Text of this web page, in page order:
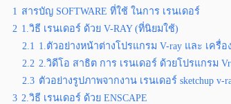
1 สารบัญ SOFTWARE ที่ใช้ ในการ เรนเดอร์
2 1.วิธี เรนเดอร์ ด้วย V-RAY (ที่นิยมใช้)
2.1 1.ตัวอย่างหน้าต่างโปรแกรม V-ray และ เครื่
2.2 2.วิดีโอ สาธิต การ เรนเดอร์ ด้วยโปรแกรม
2.3 ตัวอย่างรูปภาพจากงาน เรนเดอร์ sketchup v-
3 2.วิธี เรนเดอร์ ด้วย ENSCAPE